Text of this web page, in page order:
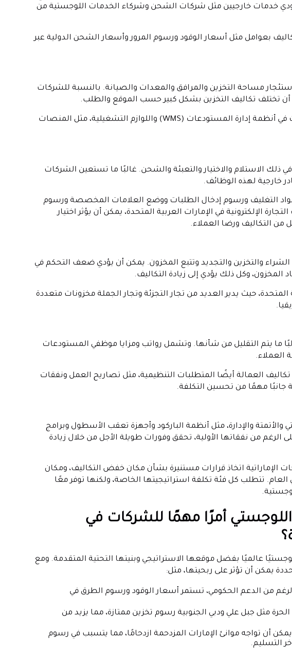
خدمات خارجيين مثل شركات الشحن وشركاء الخدمات اللوجستية من
بعوامل مثل أسعار الوقود ورسوم المرور وأسعار الشحن الدولية عبر
مساحة التخزين والمرافق والمعدات والصيانة. بالنسبة للشركات
أن تختلف تكاليف التخزين بشكل كبير حسب الموقع والطلب.
قد تشمل هذه التكاليف أيضًا الاستثمارات في أنظمة إدارة المستودعات (WMS) واللوازم التشغيلية، مثل المنصات
ذلك الاستلام والاختيار والتعبئة والشحن. غالبًا ما تستعين الشركات
خارجية لهذه الوظائف.
التغليف ورسوم إدخال الطلبات ووضع العلامات المخصصة ورسوم
الإلكترونية في الإمارات العربية المتحدة، يمكن أن يؤثر اختيار
التكاليف ورضا العملاء.
والتخزين والتجديد وتتبع المخزون. يمكن أن يؤدي ضعف التحكم في
المخزون، وكل ذلك يؤدي إلى زيادة التكاليف.
حيث يدير العديد من تجار التجزئة وتجار الجملة مخزونات متعددة
ما يتم التقليل من شأنها. وتشمل رواتب ومزايا موظفي المستودعات
العملاء.
العمالة أيضًا المتطلبات التنظيمية، مثل تصاريح العمل ونفقات
جانبًا مهمًا من تحسين التكلفة.
والأتمتة والإدارة، مثل أنظمة الباركود وأجهزة تعقب الأسطول وبرامج
الرغم من نفقاتها الأولية، تحقق وفورات طويلة الأجل من خلال زيادة
الإماراتية اتخاذ قرارات مستنيرة بشأن مكان خفض التكاليف، ومكان
العام. تتطلب كل فئة تكلفة استراتيجيتها الخاصة، ولكنها توفر معًا
اللوجستي أمرًا مهمًا للشركات في
عالميًا بفضل موقعها الاستراتيجي وبنيتها التحتية المتقدمة. ومع
يمكن أن تؤثر على ربحيتها، مثل:
من الدعم الحكومي، تستمر أسعار الوقود ورسوم الطرق في
مثل جبل علي ودبي الجنوبية رسوم تخزين ممتازة، مما يزيد من
يمكن أن تواجه موانئ الإمارات المزدحمة ازدحامًا، مما يتسبب في رسوم
التسليم.